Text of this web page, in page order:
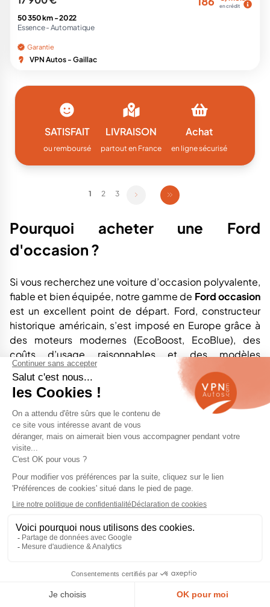
en crédit
50 350 km -2022
Essence - Automatique
Garantie
VPN Autos - Gaillac
SATISFAIT
ou remboursé
LIVRAISON
partout en France
Achat
en ligne sécurisé
1 2 3
Pourquoi acheter une Ford
d'occasion ?
Si vous recherchez une voiture d’occasion polyvalente,
fiable et bien équipée, notre gamme de Ford occasion
est un excellent point de départ. Ford, constructeur
historique américain, s’est imposé en Europe grâce à
des moteurs modernes (EcoBoost, EcoBlue), des
coûts d’usage raisonnables et des modèles
parfaitement adaptés à la conduite quotidienne.
Que vous choisissiez un moteur essenceEcoBoost
dieselEcoBlueou une version hybride récente, vous
profitez d’une consommation maîtrisée et d’un coût
d’entretien généralement inférieur à celui de
nombreuses marques premium.
Fiabilité, équipements généreux, bonne tenue de
garantie chez VPN Autos, c’est faire le choix d’un
véhicule sûr et polyvalent, pensé pour durer. Et si vous
accompagner.
disponibles chez VPN Autos